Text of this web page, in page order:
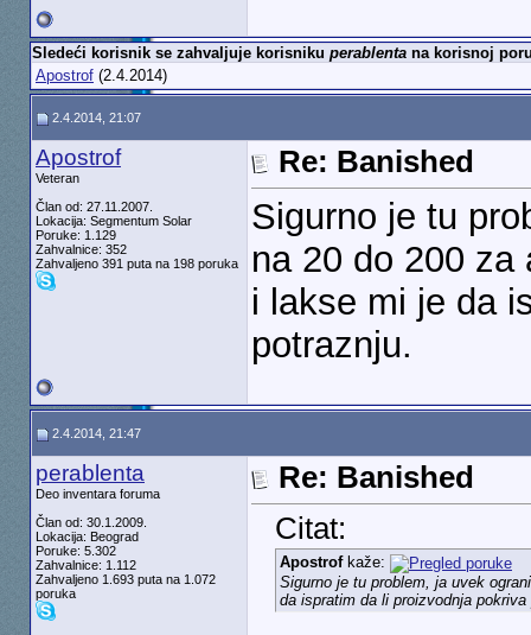
Sledeći korisnik se zahvaljuje korisniku perablentana korisnoj
Apostrof(2.4.2014)
2.4.2014, 21:07
Apostrof
Veteran
Član od: 27.11.2007.
Lokacija: Segmentum Solar
Poruke: 1.129
Zahvalnice: 352
Zahvaljeno 391 puta na 198 poruka
Re: Banished
Sigurno je tu
na 20 do 200
i lakse mi je da
potraznju.
2.4.2014, 21:47
perablenta
Deo inventara foruma
Član od: 30.1.2009.
Lokacija: Beograd
Poruke: 5.302
Zahvalnice: 1.112
Zahvaljeno 1.693 puta na 1.072
poruka
Re: Banished
Citat:
Apostrofkaže:
Sigurno je tu problem, ja uvek
da ispratim da li proizvodnja pokriva